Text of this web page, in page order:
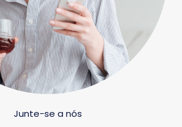
Junte-se a nós